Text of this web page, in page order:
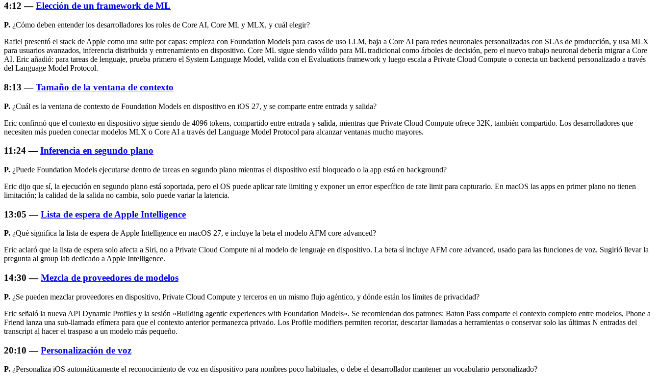
4:12 —Elección de un framework de ML
P. ¿Cómo deben entender los desarrolladores los roles de Core AI, Core ML y MLX, y cuál elegir?
Rafiel presentó el stack de Apple como una suite por capas: empieza con Foundation Models para casos de uso LLM, baja a Core AI para redes neuronales personalizadas con SLAs de producción, y usa MLX
para usuarios avanzados, inferencia distribuida y entrenamiento en dispositivo. Core ML sigue siendo válido para ML tradicional como árboles de decisión, pero el nuevo trabajo neuronal debería migrar a Core
AI. Eric añadió: para tareas de lenguaje, prueba primero el System Language Model, valida con el Evaluations framework y luego escala a Private Cloud Compute o conecta un backend personalizado a través
del Language Model Protocol.
8:13 —Tamaño de la ventana de contexto
P. ¿Cuál es la ventana de contexto de Foundation Models en dispositivo en iOS 27, y se comparte entre entrada y salida?
Eric confirmó que el contexto en dispositivo sigue siendo de 4096 tokens, compartido entre entrada y salida, mientras que Private Cloud Compute ofrece 32K, también compartido. Los desarrolladores que
necesiten más pueden conectar modelos MLX o Core AI a través del Language Model Protocol para alcanzar ventanas mucho mayores.
11:24 —Inferencia en segundo plano
P. ¿Puede Foundation Models ejecutarse dentro de tareas en segundo plano mientras el dispositivo está bloqueado o la app está en background?
Eric dijo que sí, la ejecución en segundo plano está soportada, pero el OS puede aplicar rate limiting y exponer un error específico de rate limit para capturarlo. En macOS las apps en primer plano no tienen
limitación; la calidad de la salida no cambia, solo puede variar la latencia.
13:05 —Lista de espera de Apple Intelligence
P. ¿Qué significa la lista de espera de Apple Intelligence en macOS 27, e incluye la beta el modelo AFM core advanced?
Eric aclaró que la lista de espera solo afecta a Siri, no a Private Cloud Compute ni al modelo de lenguaje en dispositivo. La beta sí incluye AFM core advanced, usado para las funciones de voz. Sugirió llevar la
pregunta al group lab dedicado a Apple Intelligence.
14:30 —Mezcla de proveedores de modelos
P. ¿Se pueden mezclar proveedores en dispositivo, Private Cloud Compute y terceros en un mismo flujo agéntico, y dónde están los límites de privacidad?
Eric señaló la nueva API Dynamic Profiles y la sesión «Building agentic experiences with Foundation Models». Se recomiendan dos patrones: Baton Pass comparte el contexto completo entre modelos, Phone a
Friend lanza una sub-llamada efímera para que el contexto anterior permanezca privado. Los Profile modifiers permiten recortar, descartar llamadas a herramientas o conservar solo las últimas N entradas del
transcript al hacer el traspaso a un modelo más pequeño.
20:10 —Personalización de voz
P. ¿Personaliza iOS automáticamente el reconocimiento de voz en dispositivo para nombres poco habituales, o debe el desarrollador mantener un vocabulario personalizado?